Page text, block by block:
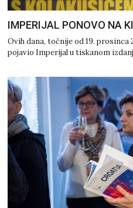
IMPERIJAL PONOVO NA
Ovih dana, točnije od 19.
pojavio Imperijal u tiskanom